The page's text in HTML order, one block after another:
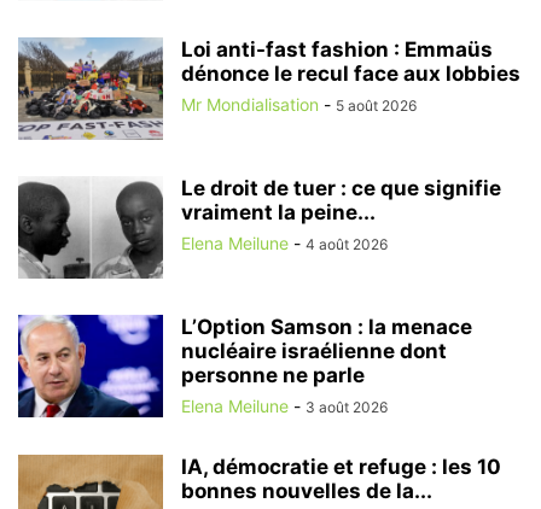
Loi anti-fast fashion : Emmaüs
dénonce le recul face aux lobbies
Mr Mondialisation - 5 août 2026
Le droit de tuer : ce que signifie
vraiment la peine...
Elena Meilune - 4 août 2026
L’Option Samson : la menace
nucléaire israélienne dont
personne ne parle
Elena Meilune - 3 août 2026
IA, démocratie et refuge : les 10
bonnes nouvelles de la...